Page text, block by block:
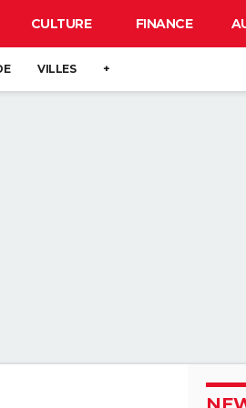
CULTURE FINANCE
VILLES +